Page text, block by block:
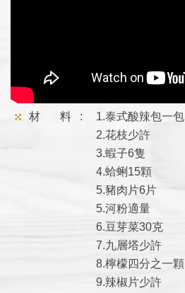
材 料 :
1.泰式酸辣包一包
2.花枝少許
3.蝦子6隻
4.蛤蜊15顆
5.豬肉片6片
5.河粉適量
6.豆芽菜30克
7.九層塔少許
8.檸檬四分之一顆
9.辣椒片少許